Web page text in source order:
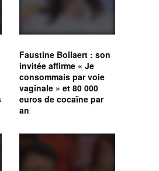
Faustine Bollaert : son
invitée affirme « Je
consommais par voie
vaginale » et 80 000
euros de cocaïne par
an